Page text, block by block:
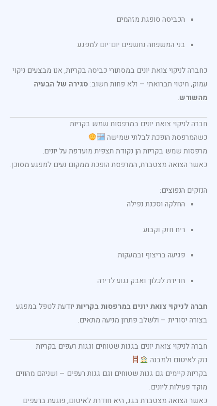
הכביסה סופגת מזהמים
בני המשפחה נחשפים יום־יום למפגע
כחברה לניקוי צואת יונים במסתורי כביסה בקריות, אנו מבצעים ניקוי
עמוק, חיטוי תברואתי – ולא פחות חשוב: סגירה של הבעיה
מהשורש.
חברה לניקוי צואת יונים במרפסות שמש בקריות
כשהמרפסת הופכת לבלתי שמישה
מרפסות שמש בקריות הן נקודת תצפית מועדפת על יונים.
כאשר הצואה מצטברת, המרפסת הופכת ממקום נעים למפגע מסוכן.
הנזקים הנפוצים:
החלקה וסכנת נפילה
ריח חזק וקבוע
פגיעה בריצוף ובמעקות
חדירת לכלוך ואבק נגוע לדירה
חברה לניקוי צואת יונים במרפסות בקריות יודעת לטפל במפגע
בצורה יסודית – ולשלב פתרון מניעה מתאים.
חברה לניקוי צואת יונים בגגות שטוחים וגגות רעפים בקריות
נזק לאיטום ולמבנה
בקריות קיימים גם גגות שטוחים וגם גגות רעפים – ושניהם מהווים
מוקד פעילות ליונים.
כאשר הצואה מצטברת בגג, היא חודרת לאיטום, פוגעת ברעפים